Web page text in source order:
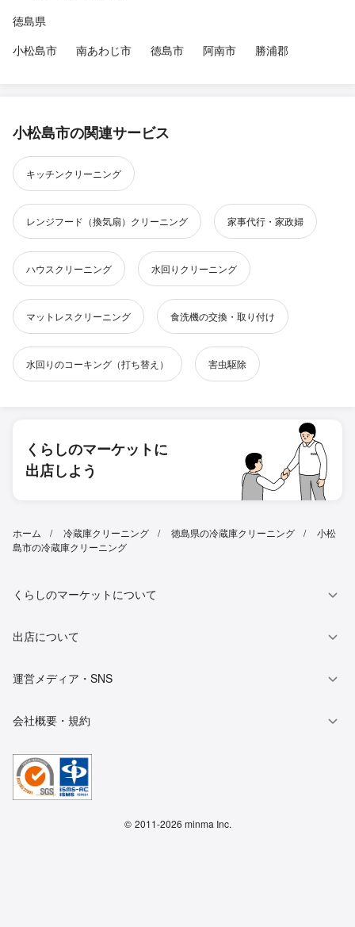
徳島県
小松島市
南あわじ市 徳島市 阿南市 勝浦郡
小松島市の関連サービス
キッチンクリーニング
レンジフード（換気扇）クリーニング 家事代行・家政婦
ハウスクリーニング 水回りクリーニング
マットレスクリーニング 食洗機の交換・取り付け
水回りのコーキング（打ち替え） 害虫駆除
くらしのマーケットに
出店しよう
ホーム 冷蔵庫クリーニング 徳島県の冷蔵庫クリーニング
小松
島市の冷蔵庫クリーニング
くらしのマーケットについて
出店について
運営メディア・SNS
会社概要・規約
© 2011-2026 minma Inc.